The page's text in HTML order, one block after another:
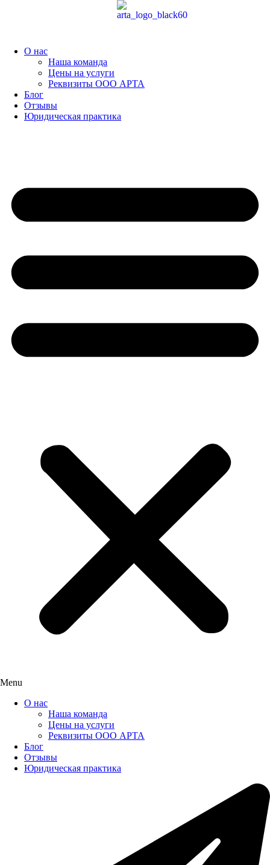
О нас
Наша команда
Цены на услуги
Реквизиты ООО АРТА
Блог
Отзывы
Юридическая практика
Menu
О нас
Наша команда
Цены на услуги
Реквизиты ООО АРТА
Блог
Отзывы
Юридическая практика